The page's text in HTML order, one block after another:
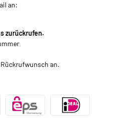
an:
zurückrufen.
an.